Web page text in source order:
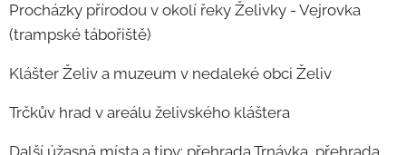
Procházky přírodou v okolí řeky Želivky - Vejrovka
(trampské tábořiště)
Klášter Želiv a muzeum v nedaleké obci Želiv
Trčkův hrad v areálu želivského kláštera
Další úžasná místa a tipy: přehrada Trnávka, přehrada